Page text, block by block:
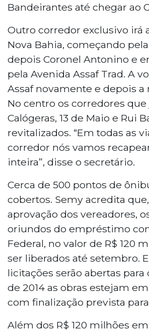
Bandeirantes até chegar ao
Outro corredor exclusivo irá
Nova Bahia, começando
depois Coronel Antonino e
pela Avenida Assaf Trad. A
Assaf novamente e depois a
No centro os corredores que
Calógeras, 13 de Maio e Rui
revitalizados. “Em todas as
corredor nós vamos
inteira”, disse o secretário.
Cerca de 500 pontos de
cobertos. Semy acredita
aprovação dos vereadores,
oriundos do empréstimo
Federal, no valor de R$ 120
ser liberados até setembro.
licitações serão abertas
de 2014 as obras estejam
com finalização prevista para
Além dos R$ 120 milhões